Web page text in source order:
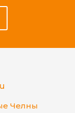
Челны